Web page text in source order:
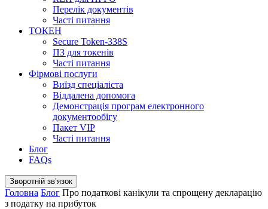
Перелік документів
Часті питання
ТОКЕН
Secure Token-338S
ПЗ для токенів
Часті питання
Фірмові послуги
Виїзд спеціаліста
Віддалена допомога
Демонстрація програм електронного
документообігу
Пакет VIP
Часті питання
Блог
FAQs
Зворотній звʼязок
Головна Блог Про податкові канікули та спрощену декларацію
з податку на прибуток